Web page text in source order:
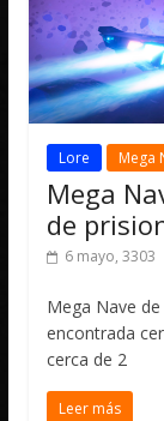
Lore Mega
Mega
de
6 mayo, 3303
Mega Nave
encontrada
cerca de 2
Leer más